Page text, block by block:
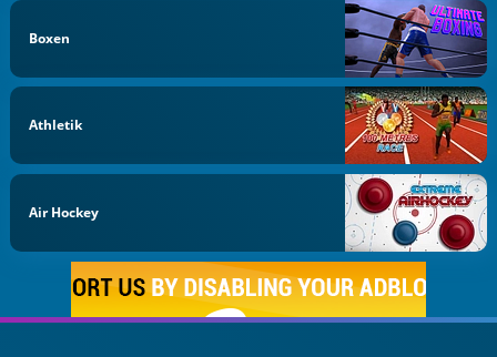
Boxen
Athletik
Air Hockey